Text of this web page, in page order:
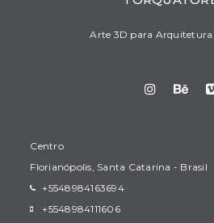
Arte 3D para Arquitetura
Centro
Florianópolis, Santa Catarina - Brasil
+5548984163694
+5548984111606